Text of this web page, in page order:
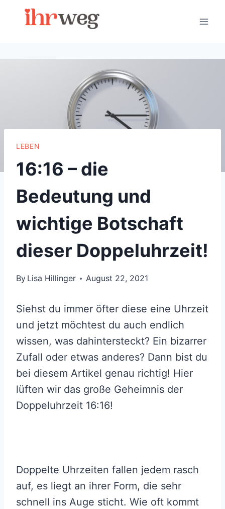
LEBEN
16:16 – die
Bedeutung und
wichtige Botschaft
dieser Doppeluhrzeit!
By Lisa Hillinger August 22, 2021
Siehst du immer öfter diese eine Uhrzeit
und jetzt möchtest du auch endlich
wissen, was dahintersteckt? Ein bizarrer
Zufall oder etwas anderes? Dann bist du
bei diesem Artikel genau richtig! Hier
lüften wir das große Geheimnis der
Doppeluhrzeit 16:16!
Doppelte Uhrzeiten fallen jedem rasch
auf, es liegt an ihrer Form, die sehr
schnell ins Auge sticht. Wie oft kommt